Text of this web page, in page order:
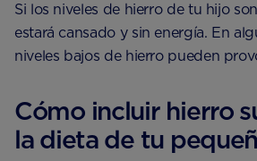
Si los niveles de hierro de tu hijo
estará cansado ​​y sin energía. En
niveles bajos de hierro pueden
Cómo incluir hierro
la dieta de tu